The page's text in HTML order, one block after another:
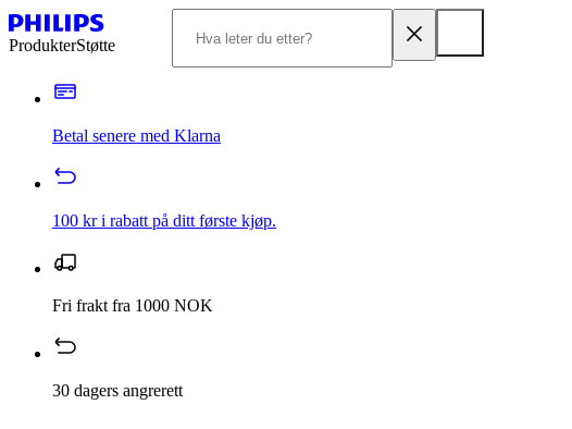
ProdukterStøtte
Betal senere med Klarna
100 kr i rabatt på ditt første kjøp.
Fri frakt fra 1000 NOK
30 dagers angrerett